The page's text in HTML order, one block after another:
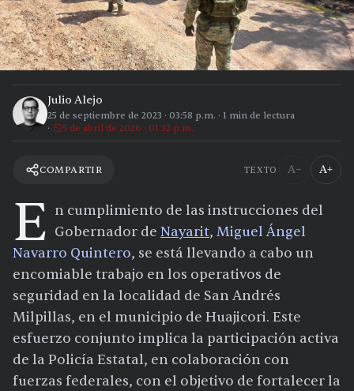
Julio Alejo
25 de septiembre de 2023 · 03:58 p.m. · 1 min de lectura
5 de abril de 2026 · 01:32 p.m.
COMPARTIR TEXTO A− A+
E n cumplimiento de las instrucciones del
Gobernador de Nayarit, Miguel Ángel
Navarro Quintero, se está llevando a cabo un
encomiable trabajo en los operativos de
seguridad en la localidad de San Andrés
Milpillas, en el municipio de Huajicori. Este
esfuerzo conjunto implica la participación activa
de la Policía Estatal, en colaboración con
fuerzas federales, con el objetivo de fortalecer la